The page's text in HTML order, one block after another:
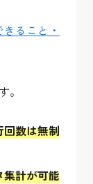
ること・
。
回数は無制
集計が可能